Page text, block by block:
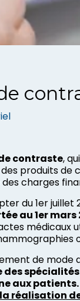
contraste,
produits de
charges
du 1er juillet
au 1er mars
médicaux
de mode
aux patients.
réalisation